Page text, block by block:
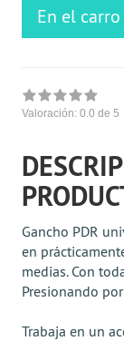
En el
Valoración: 0.0 de 5
Gancho PDR
en
medias. Con
Presionando
Trabaja en un